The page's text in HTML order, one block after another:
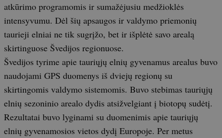
atkūrimo programomis ir sumažėjusiu medžioklės
intensyvumu. Dėl šių apsaugos ir valdymo priemonių
taurieji elniai ne tik sugrįžo, bet ir išplėtė savo arealą
skirtinguose Švedijos regionuose.
Švedijos tyrime apie tauriųjų elnių gyvenamus arealus buvo
naudojami GPS duomenys iš dviejų regionų su
skirtingomis valdymo sistemomis. Buvo stebimas tauriųjų
elnių sezoninio arealo dydis atsižvelgiant į biotopų sudėtį.
Rezultatai buvo lyginami su duomenimis apie tauriųjų
elnių gyvenamosios vietos dydį Europoje. Per metus